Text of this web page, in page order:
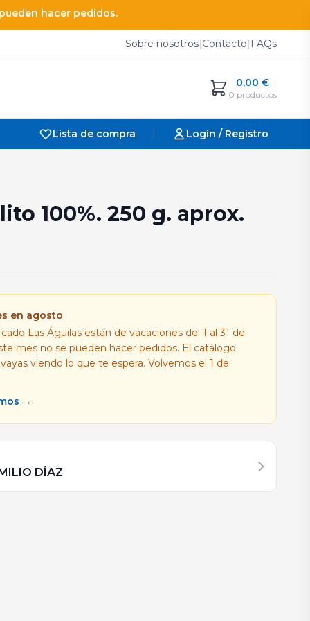
hacer pedidos.
Sobre nosotros|Contacto| FAQs
0,00 €
0 productos
Lista de compra Login / Registro
100%. 250 g. aprox.
en agosto
Las Águilas están de vacaciones del 1 al 31 de
mes no se pueden hacer pedidos. El catálogo
viendo lo que te espera. Volvemos el 1 de
→
DÍAZ